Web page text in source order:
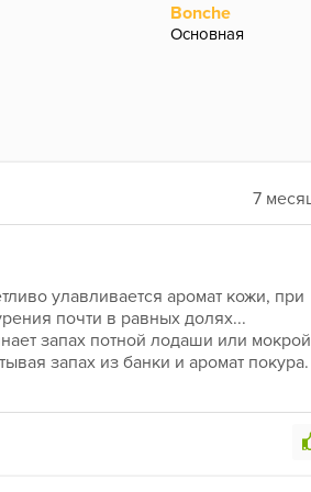
Bonche
Основная
улавливается аромат кожи, при
почти в равных долях...
запах потной лодаши или мокрой
запах из банки и аромат покура.